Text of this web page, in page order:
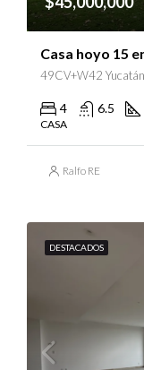
Casa hoyo 15
49CV+W42
4 6.5
CASA
Ralfo RE
DESTACADOS